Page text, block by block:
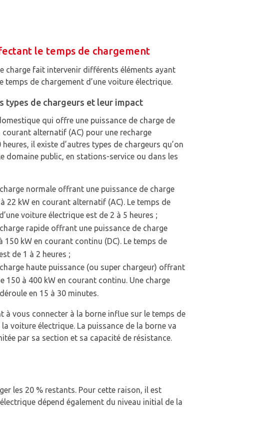
le temps de chargement
charge fait intervenir différents éléments ayant
temps de chargement d’une voiture électrique.
types de chargeurs et leur impact
qui offre une puissance de charge de
courant alternatif (AC) pour une recharge
il existe d’autres types de chargeurs qu’on
domaine public, en stations-service ou dans les
normale offrant une puissance de charge
22 kW en courant alternatif (AC). Le temps de
voiture électrique est de 2 à 5 heures ;
rapide offrant une puissance de charge
150 kW en courant continu (DC). Le temps de
de 1 à 2 heures ;
haute puissance (ou super chargeur) offrant
150 à 400 kW en courant continu. Une charge
en 15 à 30 minutes.
à vous connecter à la borne influe sur le temps de
voiture électrique. La puissance de la borne va
par sa section et sa capacité de résistance.
les 20 % restants. Pour cette raison, il est
dépend également du niveau initial de la